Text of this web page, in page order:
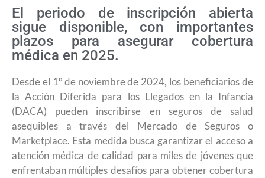
El periodo de inscripción abierta
sigue disponible, con importantes
plazos para asegurar cobertura
médica en 2025.
Desde el 1º de noviembre de 2024, los beneficiarios de
la Acción Diferida para los Llegados en la Infancia
(DACA) pueden inscribirse en seguros de salud
asequibles a través del Mercado de Seguros o
Marketplace. Esta medida busca garantizar el acceso a
atención médica de calidad para miles de jóvenes que
enfrentaban múltiples desafíos para obtener cobertura